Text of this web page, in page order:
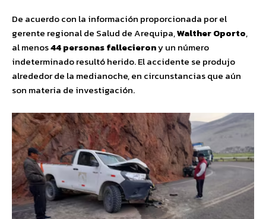
De acuerdo con la información proporcionada por el
gerente regional de Salud de Arequipa,Walther Oporto,
al menos44 personas fallecierony un número
indeterminado resultó herido. El accidente se produjo
alrededor de la medianoche, en circunstancias que aún
son materia de investigación.